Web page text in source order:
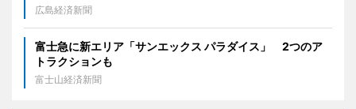
広島経済新聞
富士急に新エリア「サンエックス パラダイス」 2つのア
トラクションも
富士山経済新聞